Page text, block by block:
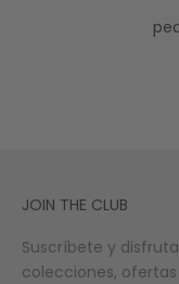
JOIN THE CLUB
Suscríbete y
colecciones,